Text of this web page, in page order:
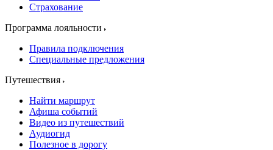
Страхование
Программа лояльности
Правила подключения
Специальные предложения
Путешествия
Найти маршрут
Афиша событий
Видео из путешествий
Аудиогид
Полезное в дорогу